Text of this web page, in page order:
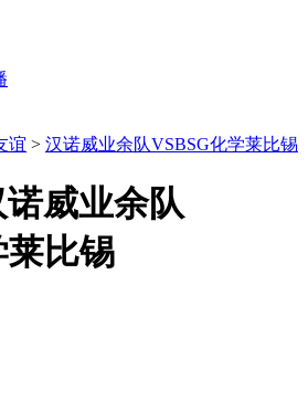
谊 > 汉诺威业余队VSBSG化学莱比锡
威业余队
莱比锡